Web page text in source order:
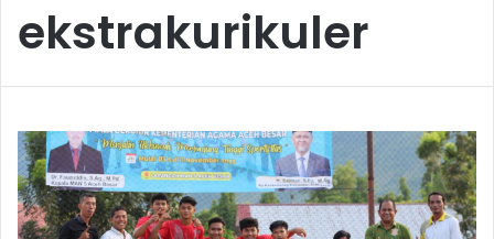
ekstrakurikuler